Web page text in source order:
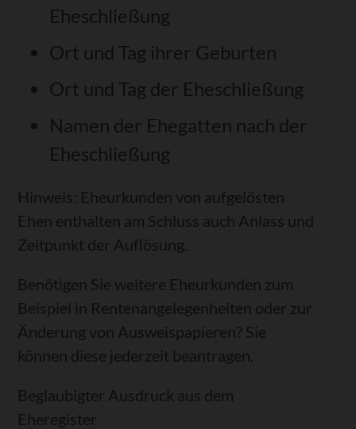
Eheschließung
Ort und Tag ihrer Geburten
Ort und Tag der Eheschließung
Namen der Ehegatten nach der
Eheschließung
Hinweis: Eheurkunden von aufgelösten
Ehen enthalten am Schluss auch Anlass und
Zeitpunkt der Auflösung.
Benötigen Sie weitere Eheurkunden zum
Beispiel in Rentenangelegenheiten oder zur
Änderung von Ausweispapieren? Sie
können diese jederzeit beantragen.
Beglaubigter Ausdruck aus dem
Eheregister